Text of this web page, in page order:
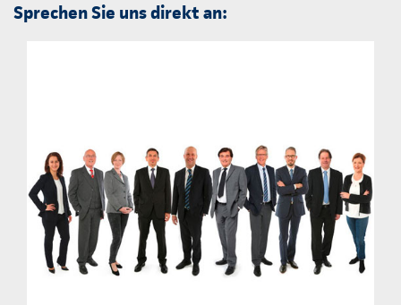
Sprechen Sie uns direkt an: